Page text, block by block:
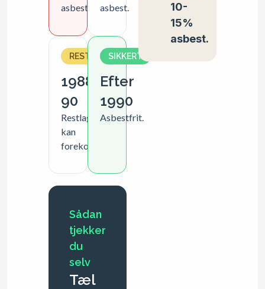
asbest.
asbest.
RESTLAGRE
1988–
90
Restlagre
kan
forekomme.
SIKKERT
Efter
1990
Asbestfrit.
Sådan
tjekker
du
selv
Tæl
10-
15%
asbest.